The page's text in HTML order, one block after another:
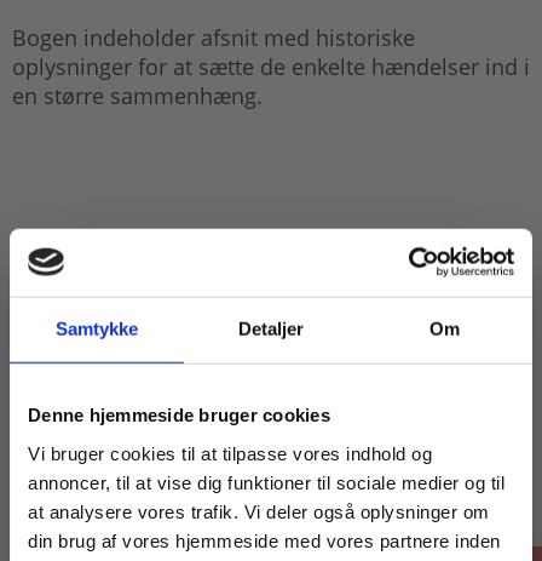
Samtykke Detaljer Om
Denne hjemmeside bruger cookies
Vi bruger cookies til at tilpasse vores indhold og
annoncer, til at vise dig funktioner til sociale medier og til
at analysere vores trafik. Vi deler også oplysninger om
din brug af vores hjemmeside med vores partnere inden
Bogen indeholder afsnit med historiske
oplysninger for at sætte de enkelte hændelser ind i
en større sammenhæng.
Titler i serien
Køb læremidler og find masterclasses mm.
Fortsæt som: